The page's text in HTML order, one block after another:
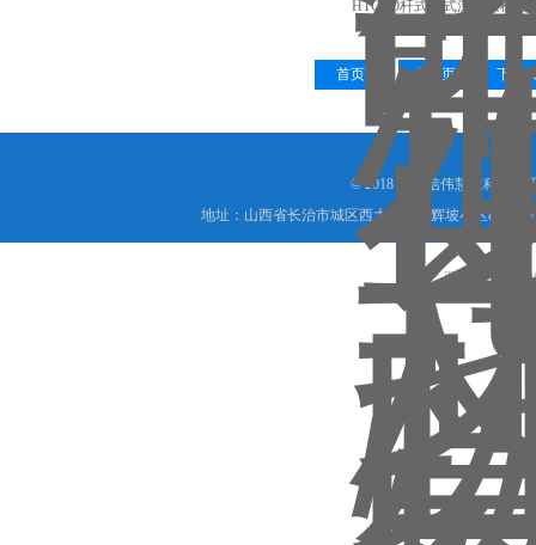
HTC-10杆式瓶式深水采样器
首页 上一页 下一
© 2018 山西信伟慧诚科技有
地址：山西省长治市城区西大街下梅辉坡小区8号写
晋公网安备